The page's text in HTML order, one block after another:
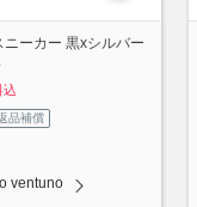
ニーカー 黒xシルバー
込
品補償
ventuno